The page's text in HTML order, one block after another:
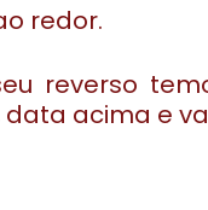
redor.
reverso
acima e